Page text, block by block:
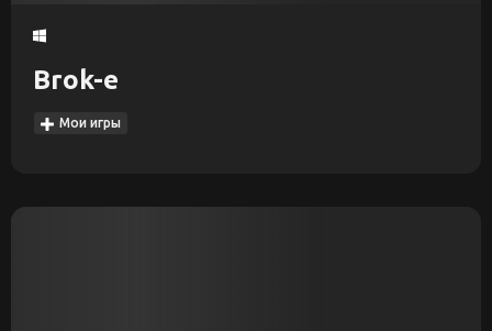
Brok-e
Мои игры